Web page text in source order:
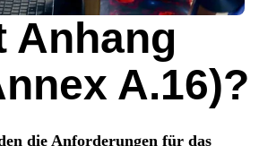
Anhang
A.16)?
die Anforderungen für das